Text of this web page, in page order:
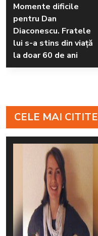
Momente dificile
pentru Dan
Diaconescu. Fratele
lui s-a stins din viață
la doar 60 de ani
CELE MAI CITITE